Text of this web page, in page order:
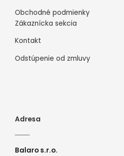
Obchodné podmienky
Zákaznícka sekcia
Kontakt
Odstúpenie od zmluvy
Adresa
Balaro s.r.o.